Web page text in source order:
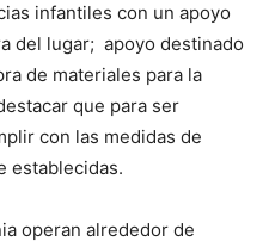
infantiles con un apoyo
del lugar; apoyo destinado
de materiales para la
que para ser
con las medidas de
establecidas.
operan alrededor de